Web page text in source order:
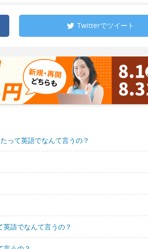
Twitterでツイート
って英語でなんて言うの？
語でなんて言うの？